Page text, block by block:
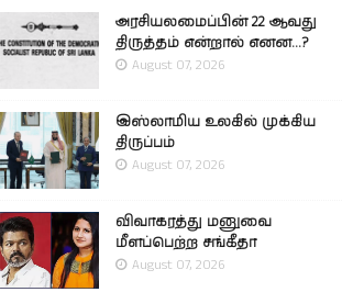
அரசியலமைப்பின் 22 ஆவது
திருத்தம் என்றால் எனன...?
August 07, 2026
இஸ்லாமிய உலகில் முக்கிய
திருப்பம்
August 07, 2026
விவாகரத்து மனுவை
மீளப்பெற்ற சங்கீதா
August 07, 2026